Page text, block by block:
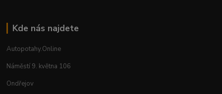
Kde nás najdete
Autopotahy.Online
Náměstí 9. května 106
Ondřejov